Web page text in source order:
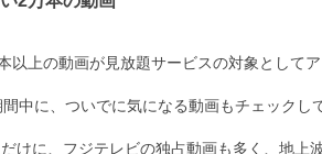
以上の動画が見放題サービスの対象としてア
中に、ついでに気になる動画もチェックし
けに、フジテレビの独占動画も多く、地上